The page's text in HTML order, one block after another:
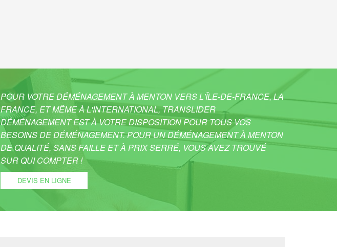
POUR VOTRE DÉMÉNAGEMENT À MENTON VERS L'ÎLE-DE-FRANCE, LA
FRANCE, ET MÊME À L'INTERNATIONAL, TRANSLIDER
DÉMÉNAGEMENT EST À VOTRE DISPOSITION POUR TOUS VOS
BESOINS DE DÉMÉNAGEMENT. POUR UN DÉMÉNAGEMENT À MENTON
DE QUALITÉ, SANS FAILLE ET À PRIX SERRÉ, VOUS AVEZ TROUVÉ
SUR QUI COMPTER !
DEVIS EN LIGNE